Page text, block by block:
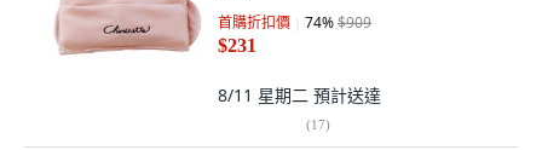
首購折扣價 74%$909
$231
8/11 星期二 預計送達
(17)